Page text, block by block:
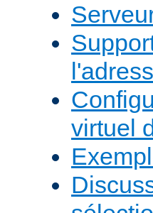
virtuel